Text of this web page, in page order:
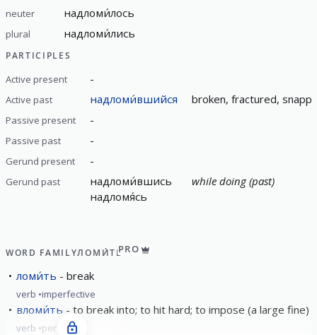
neuter надломи́лось
plural надломи́лись
PARTICIPLES
Active present -
Active past надломи́вшийся broken, fractured,
Passive present -
Passive past -
Gerund present -
Gerund past
надломи́вшись
надломя́сь
while doing (past)
WORD FAMILYЛОМИ́ТЬPRO
ломи́ть break
verb imperfective
вломи́ть to break into; to hit hard; to impose (a large fine)
verb perfective